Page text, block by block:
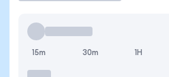
15m 30m 1H